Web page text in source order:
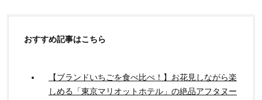
おすすめ記事はこちら
【ブランドいちごを食べ比べ！】お花見しながら楽
しめる「東京マリオットホテル」の絶品アフタヌー